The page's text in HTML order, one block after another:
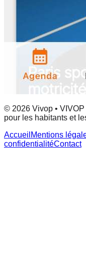
© 2026 Vivop •
pour les habitants et
Accueil Mentions
confidentialitéContact